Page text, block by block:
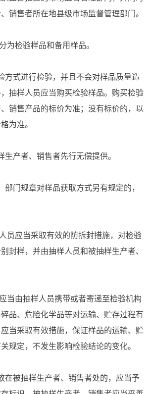
销售者所在地县级市场监督管理部门。
为检验样品和备用样品。
方式进行检验，并且不会对样品质量造
抽样人员应当购买检验样品。购买检验
销售产品的标价为准；没有标价的，以
为准。
生产者、销售者先行无偿提供。
部门规章对样品获取方式另有规定的，
员应当采取有效的防拆封措施，对检验
封样，并由抽样人员和被抽样生产者、
当由抽样人员携带或者寄递至检验机构
品、危险化学品等对运输、贮存过程有
当采取有效措施，保证样品的运输、贮
规定，不发生影响检验结论的变化。
在被抽样生产者、销售者处的，应当予